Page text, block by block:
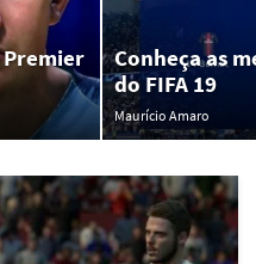
Premier
Conheça as
do FIFA 19
Maurício Amaro